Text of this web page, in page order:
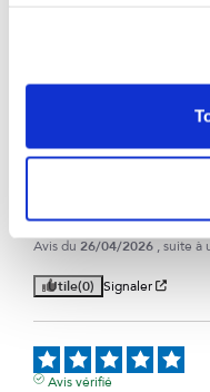
Avis vérifié
Produit qui de par la
nous allons tester..
Avis du 26/04/2026 , suite à
Utile(0) Signaler
Avis vérifié